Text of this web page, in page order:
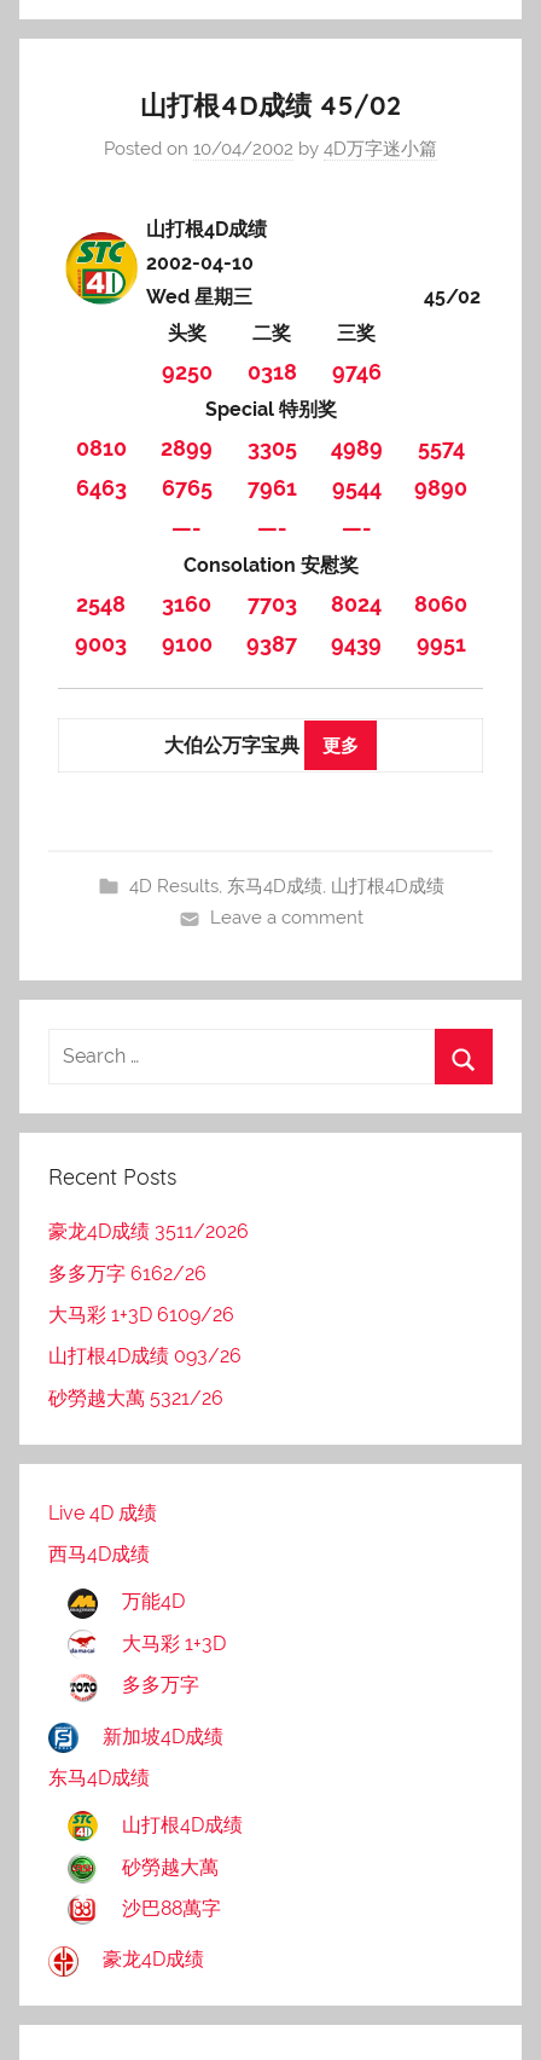
山打根4D成绩 45/02
Posted on 10/04/2002 by 4D万字迷小篇
山打根4D成绩
2002-04-10
Wed 星期三
45/02
头奖
二奖 三奖
9250 0318 9746
Special 特别奖
0810 2899 3305 4989
5574
6463
6765 7961 9544
9890
—-
—- —-
Consolation 安慰奖
2548 3160 7703 8024
8060
9003
9100 9387 9439 9951
大伯公万字宝典 更多
4D Results, 东马4D成绩, 山打根4D成绩
Leave a comment
Recent Posts
豪龙4D成绩 3511/2026
多多万字 6162/26
大马彩 1+3D 6109/26
山打根4D成绩 093/26
砂勞越大萬 5321/26
Live 4D 成绩
西马4D成绩
万能4D
大马彩 1+3D
多多万字
新加坡4D成绩
东马4D成绩
山打根4D成绩
砂勞越大萬
沙巴88萬字
豪龙4D成绩